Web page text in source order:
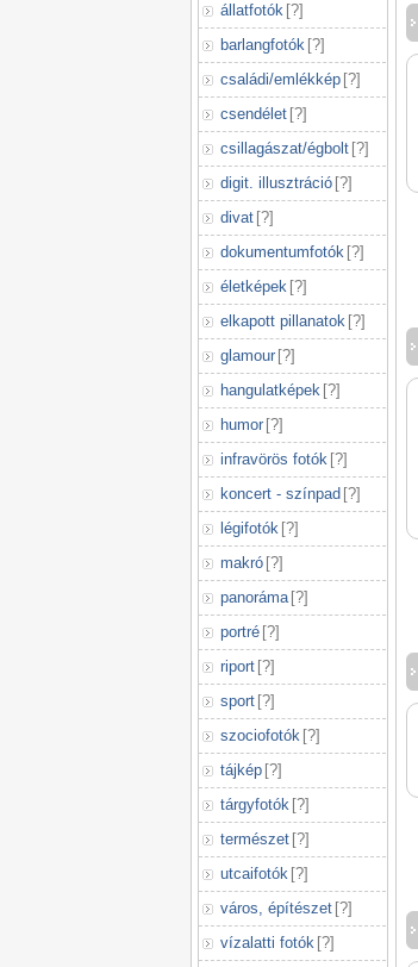
állatfotók [?]
barlangfotók [?]
családi/emlékkép [?]
csendélet [?]
csillagászat/égbolt [?]
digit. illusztráció [?]
divat [?]
dokumentumfotók [?]
életképek [?]
elkapott pillanatok [?]
glamour [?]
hangulatképek [?]
humor [?]
infravörös fotók [?]
koncert - színpad [?]
légifotók [?]
makró [?]
panoráma [?]
portré [?]
riport [?]
sport [?]
szociofotók [?]
tájkép [?]
tárgyfotók [?]
természet [?]
utcaifotók [?]
város, építészet [?]
vízalatti fotók [?]